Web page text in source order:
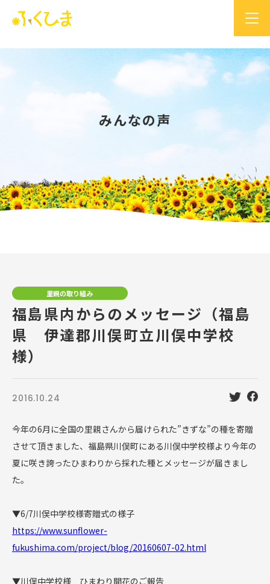
みんなの声
里親の取り組み
福島県内からのメッセージ（福島
県 伊達郡川俣町立川俣中学校
様）
2016.10.24
今年の6月に全国の里親さんから届けられた”きずな”の種を寄贈
させて頂きました、福島県川俣町にある川俣中学校様より今年の
夏に咲き誇ったひまわりから採れた種とメッセージが届きまし
た。
▼6/7川俣中学校様寄贈式の様子
https://www.sunflower-
fukushima.com/project/blog/20160607-02.html
▼川俣中学校様 ひまわり開花のご報告